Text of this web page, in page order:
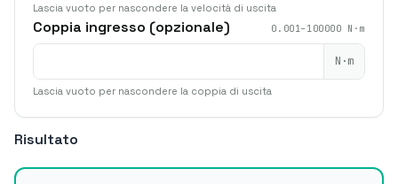
Risultato
Lascia vuoto per nascondere la velocità di uscita
Coppia ingresso (opzionale) 0.001–100000 N·m
N·m
Lascia vuoto per nascondere la coppia di uscita